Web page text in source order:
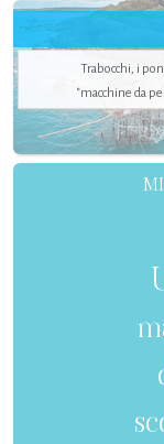
Trabocchi, i
"macchine da